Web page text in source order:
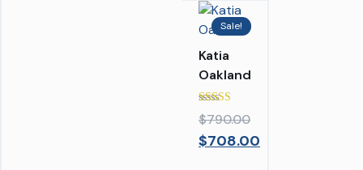
Sale!
Katia
Oakland
Rated
5.00
out of 5
$790.00
$708.00